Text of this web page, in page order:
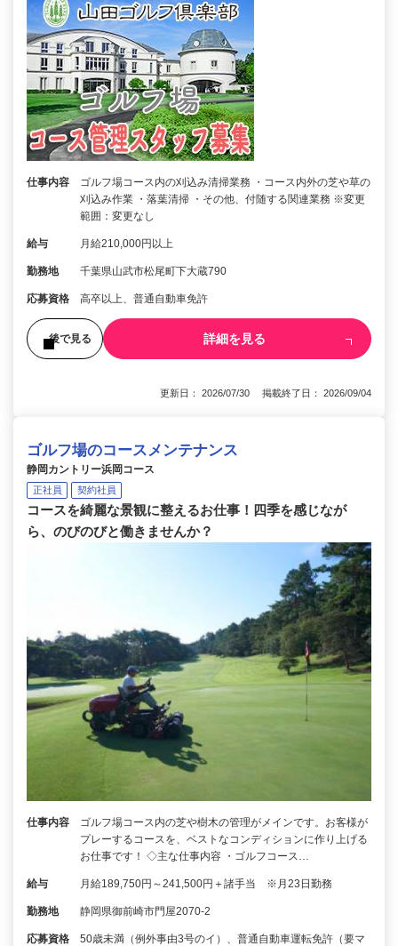
仕事内容
ゴルフ場コース内の刈込み清掃業務 ・コース内外の芝や草の
刈込み作業 ・落葉清掃 ・その他、付随する関連業務 ※変更
範囲：変更なし
給与 月給210,000円以上
勤務地 千葉県山武市松尾町下大蔵790
応募資格 高卒以上、普通自動車免許
後で見る 詳細を見る
更新日： 2026/07/30 掲載終了日： 2026/09/04
ゴルフ場のコースメンテナンス
静岡カントリー浜岡コース
正社員 契約社員
コースを綺麗な景観に整えるお仕事！四季を感じなが
ら、のびのびと働きませんか？
仕事内容
ゴルフ場コース内の芝や樹木の管理がメインです。お客様が
プレーするコースを、ベストなコンディションに作り上げる
お仕事です！ ◇主な仕事内容 ・ゴルフコース…
給与 月給189,750円～241,500円＋諸手当 ※月23日勤務
勤務地 静岡県御前崎市門屋2070-2
応募資格
50歳未満（例外事由3号のイ）、普通自動車運転免許（要マ